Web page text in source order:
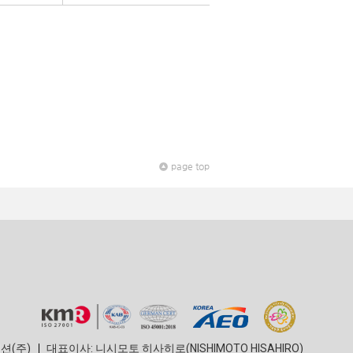
page top
(주) 대표이사: 니시모토 히사히로(NISHIMOTO HISAHIRO)